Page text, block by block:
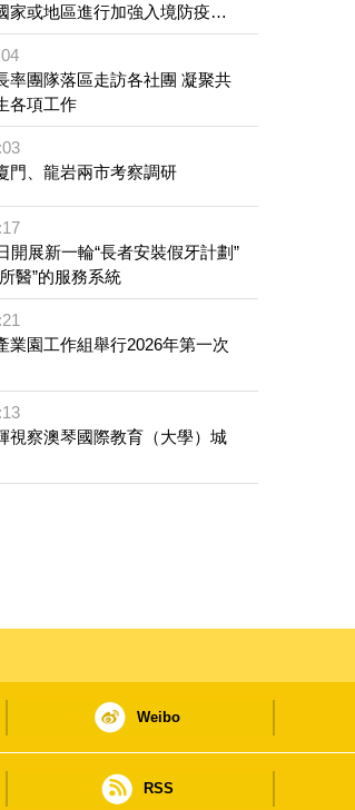
家或地區進行加強入境防疫措
率團隊落區走訪各社團 凝聚共
各項工作
門、龍岩兩市考察調研
開展新一輪“長者安裝假牙計劃”
醫”的服務系統
業園工作組舉行2026年第一次
視察澳琴國際教育（大學）城
Weibo
RSS